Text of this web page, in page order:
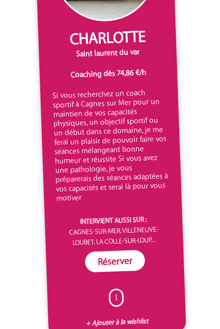
CHARLOTTE
Saint laurent du var
Coaching dès 74,86 €/h
Si vous recherchez un coach
sportif à Cagnes sur Mer pour un
maintien de vos capacités
physiques, un objectif sportif ou
un début dans ce domaine, je me
ferai un plaisir de pouvoir faire vos
séances mélangeant bonne
humeur et réussite Si vous avez
une pathologie, je vous
préparerais des séances adaptées à
vos capacités et serai là pour vous
motiver
INTERVIENT AUSSI SUR :
CAGNES-SUR-MER, VILLENEUVE-
LOUBET, LA COLLE-SUR-LOUP...
Réserver
I
+ Ajouter à la wishlist